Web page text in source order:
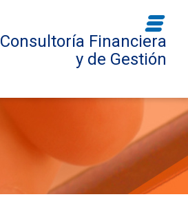
Consultoría Financiera
y de Gestión